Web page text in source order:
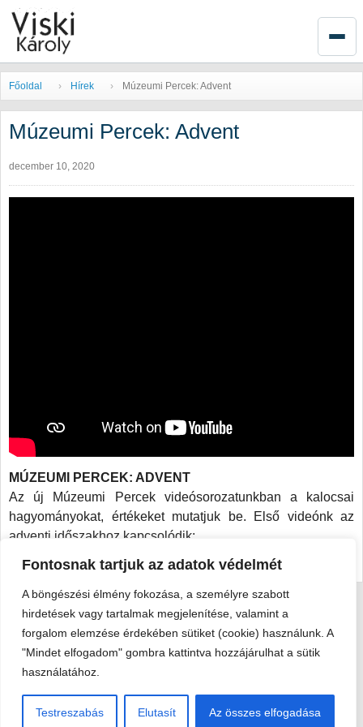
Fontosnak tartjuk az adatok védelmét
A böngészési élmény fokozása, a személyre szabott
hirdetések vagy tartalmak megjelenítése, valamint a
forgalom elemzése érdekében sütiket (cookie) használunk. A
"Mindet elfogadom" gombra kattintva hozzájárulhat a sütik
használatához.
Testreszabás Elutasít Az összes elfogadása
Főoldal Hírek Múzeumi Percek: Advent
Múzeumi Percek: Advent
december 10, 2020
MÚZEUMI PERCEK: ADVENT
Az új Múzeumi Percek videósorozatunkban a kalocsai
hagyományokat, értékeket mutatjuk be. Első videónk az
adventi időszakhoz kapcsolódik:
https://www.youtube.com/watch?v=nNroqaXdSac
Viski Károly Múzeum Kalocsa
6300 Kalocsa, Szent István király út 25. · Telefon: